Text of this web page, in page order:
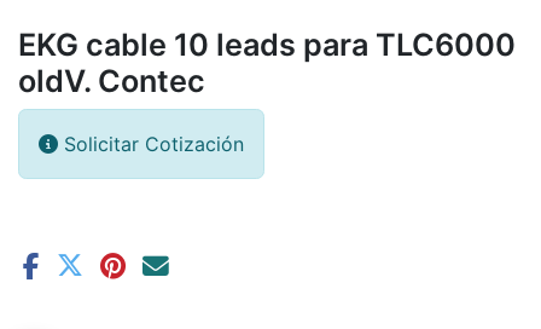
EKG cable 10 leads para TLC6000
oldV. Contec
Solicitar Cotización